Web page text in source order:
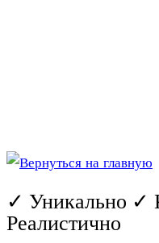
✓ Уникально ✓
Реалистично